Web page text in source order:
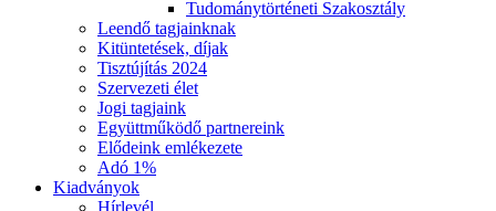
Tudománytörténeti Szakosztály
Leendő tagjainknak
Kitüntetések, díjak
Tisztújítás 2024
Szervezeti élet
Jogi tagjaink
Együttműködő partnereink
Elődeink emlékezete
Adó 1%
Kiadványok
Hírlevél